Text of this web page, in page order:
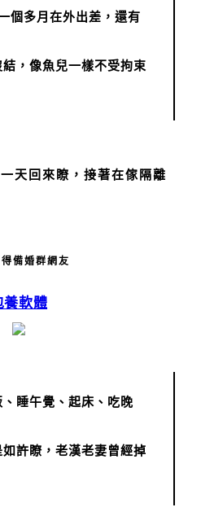
個多月在外出差，還有
，像魚兒一樣不受拘束
天回來瞭，接著在傢隔離
備婚群網友
養軟體
睡午覺、起床、吃晚
許瞭，老漢老妻曾經掉